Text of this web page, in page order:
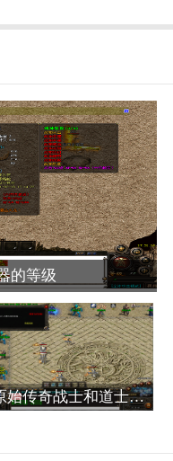
的等级
原始传奇战士和道士哪个好玩